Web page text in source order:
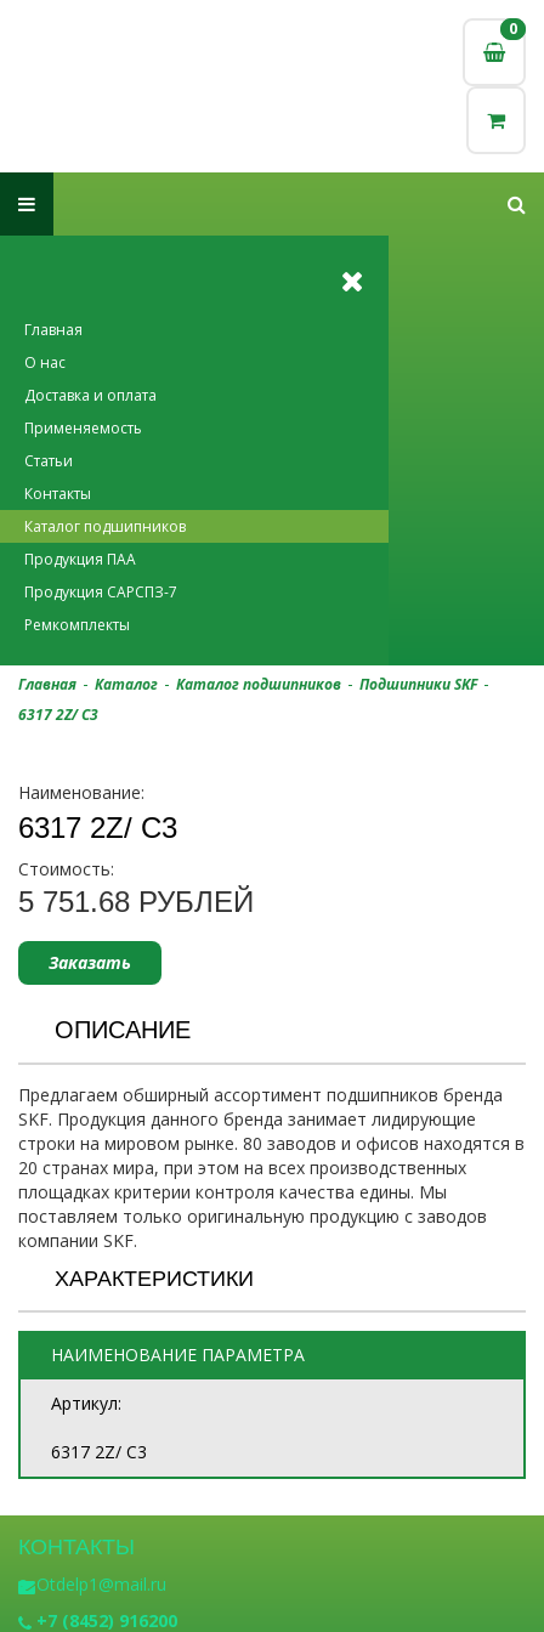
0
0
Главная
О нас
Доставка и оплата
Применяемость
Статьи
Контакты
Каталог подшипников
Продукция ПАА
Продукция САРСПЗ-7
Ремкомплекты
Главная - Каталог - Каталог подшипников - Подшипники SKF -
6317 2Z/ C3
Наименование:
6317 2Z/ C3
Стоимость:
5 751.68 РУБЛЕЙ
Заказать
ОПИСАНИЕ
Предлагаем обширный ассортимент подшипников бренда
SKF. Продукция данного бренда занимает лидирующие
строки на мировом рынке. 80 заводов и офисов находятся в
20 странах мира, при этом на всех производственных
площадках критерии контроля качества едины. Мы
поставляем только оригинальную продукцию с заводов
компании SKF.
ХАРАКТЕРИСТИКИ
НАИМЕНОВАНИЕ ПАРАМЕТРА
Артикул:
6317 2Z/ C3
КОНТАКТЫ
Otdelp1@mail.ru
+7 (8452) 916200